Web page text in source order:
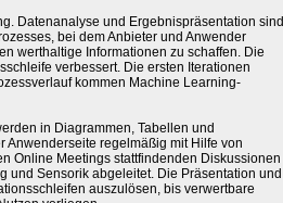
Datenanalyse und Ergebnispräsentation sind
bei dem Anbieter und Anwender
werthaltige Informationen zu schaffen. Die
verbessert. Die ersten Iterationen
kommen Machine Learning-
in Diagrammen, Tabellen und
Anwenderseite regelmäßig mit Hilfe von
Online Meetings stattfindenden Diskussionen
und Sensorik abgeleitet. Die Präsentation und
auszulösen, bis verwertbare